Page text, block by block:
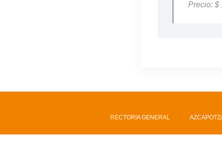
Precio: $
RECTORIA GENERAL